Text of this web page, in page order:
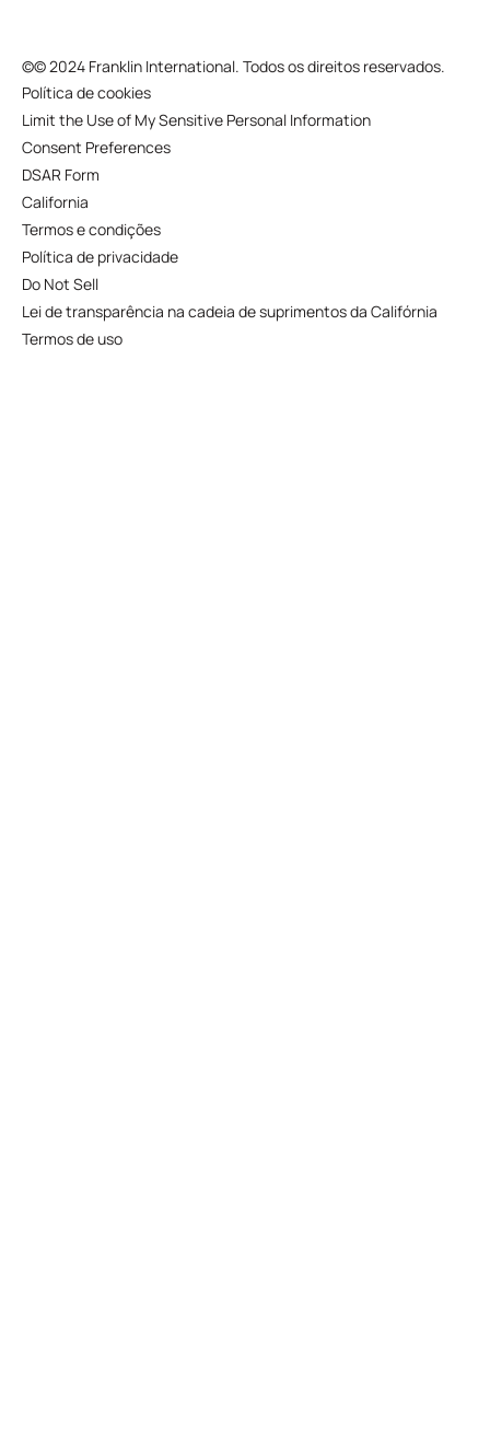
©© 2024 Franklin International. Todos os direitos reservados.
Política de cookies
Limit the Use of My Sensitive Personal Information
Consent Preferences
DSAR Form
California
Termos e condições
Política de privacidade
Do Not Sell
Lei de transparência na cadeia de suprimentos da Califórnia
Termos de uso